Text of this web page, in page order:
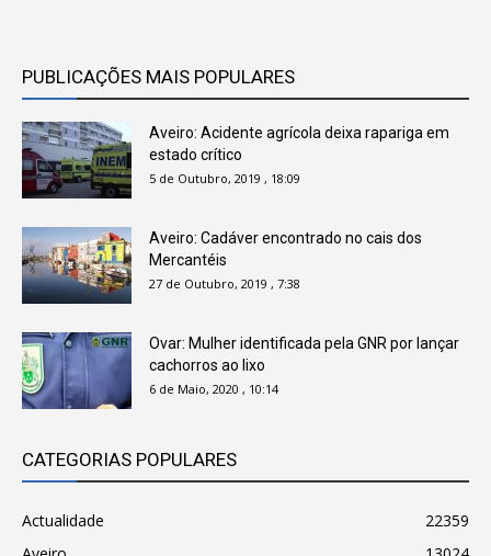
PUBLICAÇÕES MAIS POPULARES
Aveiro: Acidente agrícola deixa rapariga em
estado crítico
5 de Outubro, 2019 , 18:09
Aveiro: Cadáver encontrado no cais dos
Mercantéis
27 de Outubro, 2019 , 7:38
Ovar: Mulher identificada pela GNR por lançar
cachorros ao lixo
6 de Maio, 2020 , 10:14
CATEGORIAS POPULARES
Actualidade
22359